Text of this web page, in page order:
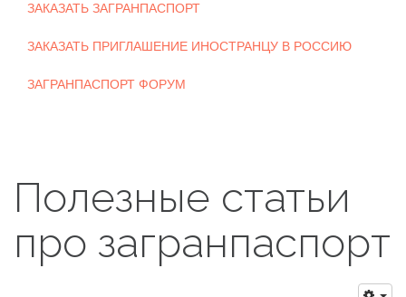
ЗАКАЗАТЬ ЗАГРАНПАСПОРТ
ЗАКАЗАТЬ ПРИГЛАШЕНИЕ ИНОСТРАНЦУ В РОССИЮ
ЗАГРАНПАСПОРТ ФОРУМ
Полезные статьи
про загранпаспорт